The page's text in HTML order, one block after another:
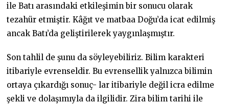
ile Batı arasındaki etkileşimin bir sonucu olarak
tezahür etmiştir. Kâğıt ve matbaa Doğu’da icat edilmiş
ancak Batı’da geliştirilerek yaygınlaşmıştır.
Son tahlil de şunu da söyleyebiliriz. Bilim karakteri
itibariyle evrenseldir. Bu evrensellik yalnızca bilimin
ortaya çıkardığı sonuç- lar itibariyle değil icra edilme
şekli ve dolaşımıyla da ilgilidir. Zira bilim tarihi ile